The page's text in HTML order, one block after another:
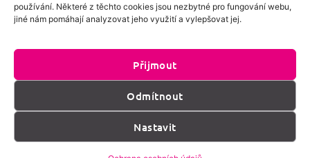
používání. Některé z těchto cookies jsou nezbytné pro fungování webu,
jiné nám pomáhají analyzovat jeho využití a vylepšovat jej.
Přijmout
Odmítnout
Nastavit
Přihlášení k odběru newsletteru
Kliknutím na tlačítko souhlasíte se zpracováním
os. údajů dle podmínek uvedených